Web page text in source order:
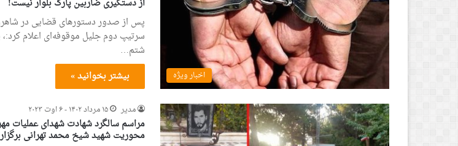
اخبار ویژه
از دستگیری ضاربین پارک بلوار نیست!
پس از صدور دستورهای قضایی در
سرتیپ دوم جلیل موقوفه‌ای اعلام
شتم…
بیشتر بخوانید »
مدیر ۱۵ مرداد ۱۴۰۲ - ۶ اوت ۲۰۲۳
مراسم سالگرد شهادت شهدای عملیات
محوریت شهید شیخ محمد تهرانی